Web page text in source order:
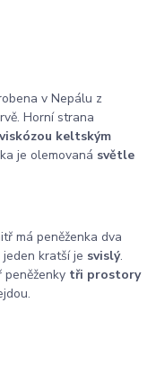
v Nepálu z
Horní strana
keltským
je olemovaná světle
má peněženka dva
kratší je svislý.
peněženky tři prostory